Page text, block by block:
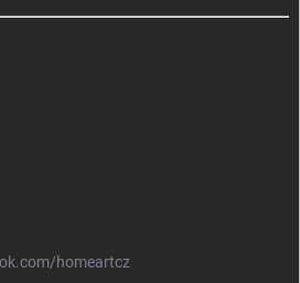
homeartcz